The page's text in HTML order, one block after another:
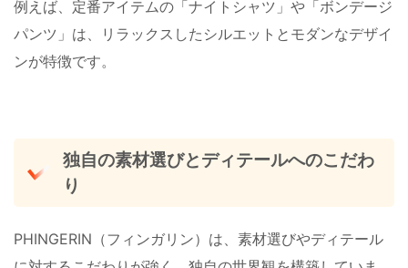
例えば、定番アイテムの「ナイトシャツ」や「ボンデージ
パンツ」は、リラックスしたシルエットとモダンなデザイ
ンが特徴です。
独自の素材選びとディテールへのこだわ
り
PHINGERIN（フィンガリン）は、素材選びやディテール